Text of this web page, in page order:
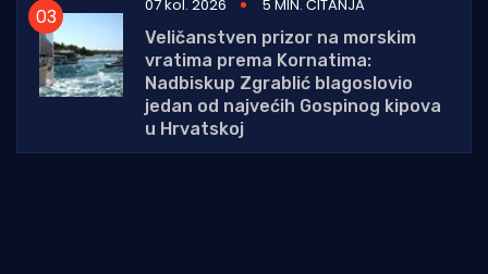
07 kol. 2026
5 MIN. ČITANJA
Veličanstven prizor na morskim
vratima prema Kornatima:
Nadbiskup Zgrablić blagoslovio
jedan od najvećih Gospinog kipova
u Hrvatskoj